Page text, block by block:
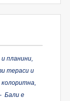
планини,
тераси и
колоритна,
- Бали е